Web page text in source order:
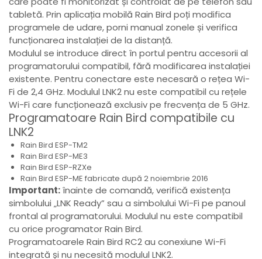
tabletă. Prin aplicația mobilă Rain Bird poți modifica
programele de udare, porni manual zonele și verifica
funcționarea instalației de la distanță.
Modulul se introduce direct în portul pentru accesorii al
programatorului compatibil, fără modificarea instalației
existente. Pentru conectare este necesară o rețea Wi-
Fi de 2,4 GHz. Modulul LNK2 nu este compatibil cu rețele
Wi-Fi care funcționează exclusiv pe frecvența de 5 GHz.
Programatoare Rain Bird compatibile cu
LNK2
Rain Bird ESP-TM2
Rain Bird ESP-ME3
Rain Bird ESP-RZXe
Rain Bird ESP-ME fabricate după 2 noiembrie 2016
Important:înainte de comandă, verifică existența
simbolului „LNK Ready” sau a simbolului Wi-Fi pe panoul
frontal al programatorului. Modulul nu este compatibil
cu orice programator Rain Bird.
Programatoarele Rain Bird RC2 au conexiune Wi-Fi
integrată și nu necesită modulul LNK2.